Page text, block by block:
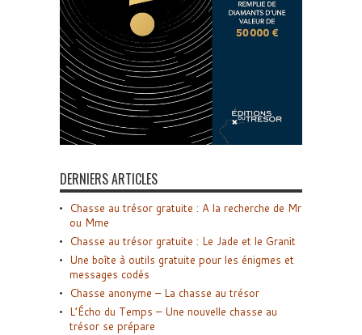
DERNIERS ARTICLES
Chasse au trésor gratuite : A la recherche de Mr
ou Mme
Chasse au trésor gratuite : Le Jade et le Granit
Une boîte à outils gratuite pour les énigmes et
messages codés
Chasse anonyme – La chasse au trésor
L’Écho du Temps – Une nouvelle chasse au
trésor se prépare